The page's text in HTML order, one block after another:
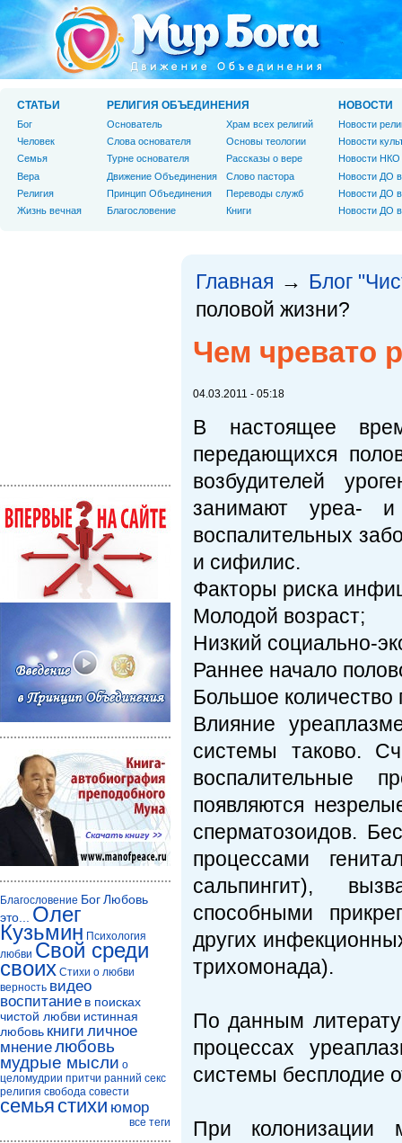
Главная → Блог
половой жизни?
Чем чревато
04.03.2011 - 05:18
В настоящее
передающихся
возбудителей
занимают уреа-
воспалительных
и сифилис.
Факторы риска
Молодой возраст;
Низкий социально-
Раннее начало
Большое количество
Влияние
системы таково.
воспалительные
появляются
сперматозоидов.
процессами
сальпингит),
способными
других
трихомонада).
По данным
процессах
системы бесплодие
При колонизации
СТАТЬИ
Бог
Человек
Cемья
Вера
Религия
Жизнь вечная
РЕЛИГИЯ ОБЪЕДИНЕНИЯ
Основатель
Слова основателя
Турне основателя
Движение Объединения
Принцип Объединения
Благословение
Храм всех религий
Основы теологии
Рассказы о вере
Слово пастора
Переводы служб
Книги
НОВОСТИ
Новости
Новости
Новости НКО
Новости ДО
Новости ДО
Новости ДО
Благословение БогЛюбовь
это...
Олег
Кузьмин Психология
любви Свой среди
своих Стихи о любви
верность видео
воспитание в поисках
чистой любви истинная
любовь книги личное
мнениелюбовь
мудрые мысли о
целомудрии притчи ранний секс
религия свобода совести
семья стихи юмор
все теги